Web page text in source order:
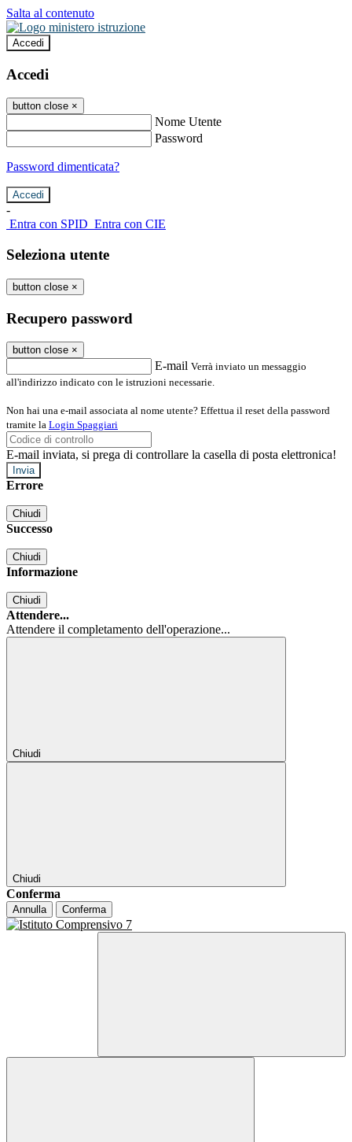
Salta al contenuto
Accedi
Accedi
button close ×
Nome Utente
Password
Password dimenticata?
-
Entra con SPID Entra con CIE
Seleziona utente
button close ×
Recupero password
button close ×
E-mail Verrà inviato un messaggio
all'indirizzo indicato con le istruzioni necessarie.
Non hai una e-mail associata al nome utente? Effettua il reset della password
tramite la Login Spaggiari
E-mail inviata, si prega di controllare la casella di posta elettronica!
Errore
Chiudi
Successo
Chiudi
Informazione
Chiudi
Attendere...
Attendere il completamento dell'operazione...
Chiudi
Chiudi
Conferma
Annulla Conferma